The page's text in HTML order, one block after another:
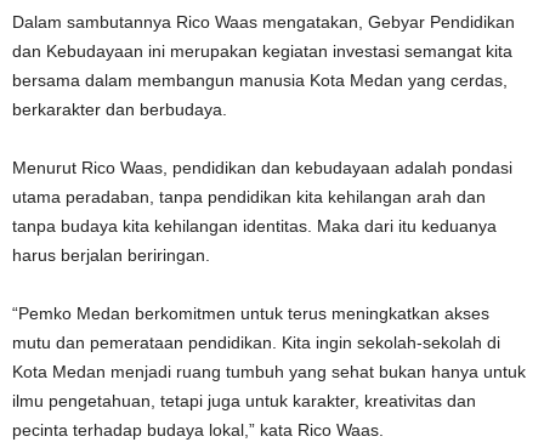
Dalam sambutannya Rico Waas mengatakan, Gebyar Pendidikan
dan Kebudayaan ini merupakan kegiatan investasi semangat kita
bersama dalam membangun manusia Kota Medan yang cerdas,
berkarakter dan berbudaya.
Menurut Rico Waas, pendidikan dan kebudayaan adalah pondasi
utama peradaban, tanpa pendidikan kita kehilangan arah dan
tanpa budaya kita kehilangan identitas. Maka dari itu keduanya
harus berjalan beriringan.
“Pemko Medan berkomitmen untuk terus meningkatkan akses
mutu dan pemerataan pendidikan. Kita ingin sekolah-sekolah di
Kota Medan menjadi ruang tumbuh yang sehat bukan hanya untuk
ilmu pengetahuan, tetapi juga untuk karakter, kreativitas dan
pecinta terhadap budaya lokal,” kata Rico Waas.